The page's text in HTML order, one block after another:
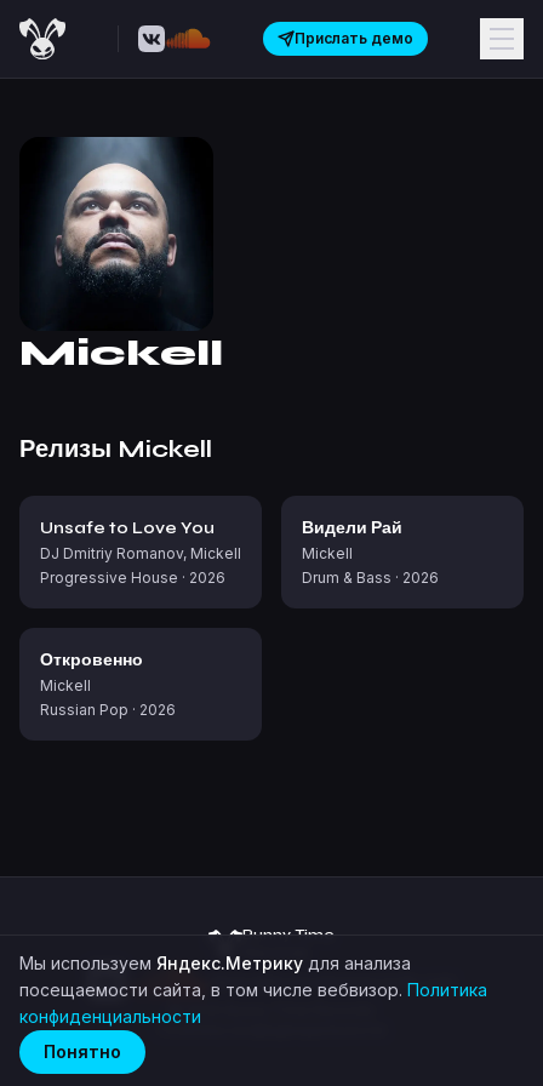
Прислать демо
Mickell
Релизы Mickell
Unsafe to Love You
DJ Dmitriy Romanov, Mickell
Progressive House · 2026
Видели Рай
Mickell
Drum & Bass · 2026
Откровенно
Mickell
Russian Pop · 2026
Bunny Time
demo@bunnytimerecords.com
©2026
Мы используем Яндекс.Метрику для анализа
посещаемости сайта, в том числе вебвизор. Политика
конфиденциальности
Понятно